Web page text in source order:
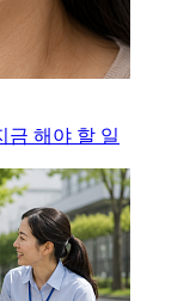
금 해야 할 일